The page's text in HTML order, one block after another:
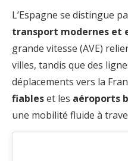
L’Espagne se distingue
transport modernes et
grande vitesse (AVE)
villes, tandis que des
déplacements vers la
fiableset les aéroports
une mobilité fluide à